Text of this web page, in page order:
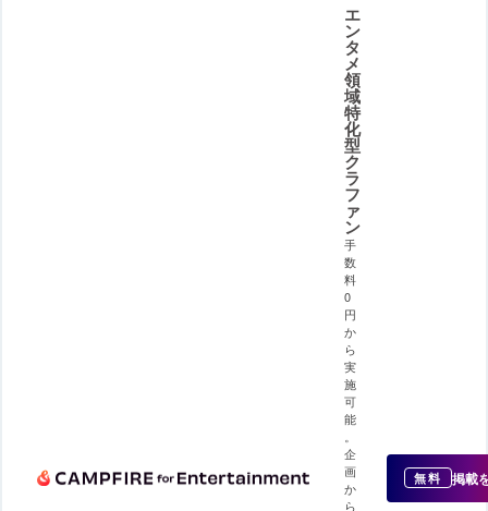
エ
ン
タ
メ
領
域
特
化
型
ク
ラ
フ
ァ
ン
手
数
料
0
円
か
ら
実
施
可
能
企
画
か
ら
無料 掲載